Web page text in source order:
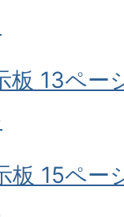
板 13ペー
板 15ペー